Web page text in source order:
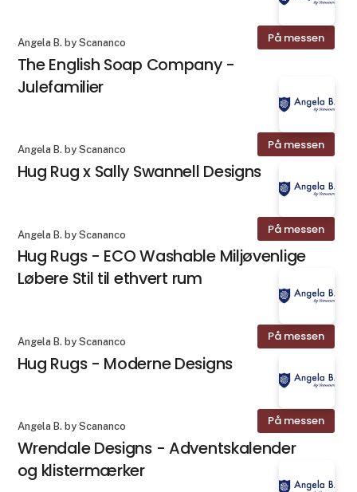
På messen
Angela B. by Scananco
The English Soap Company -
Julefamilier
På messen
Angela B. by Scananco
Hug Rug x Sally Swannell Designs
På messen
Angela B. by Scananco
Hug Rugs - ECO Washable Miljøvenlige
Løbere Stil til ethvert rum
På messen
Angela B. by Scananco
Hug Rugs - Moderne Designs
På messen
Angela B. by Scananco
Wrendale Designs - Adventskalender
og klistermærker